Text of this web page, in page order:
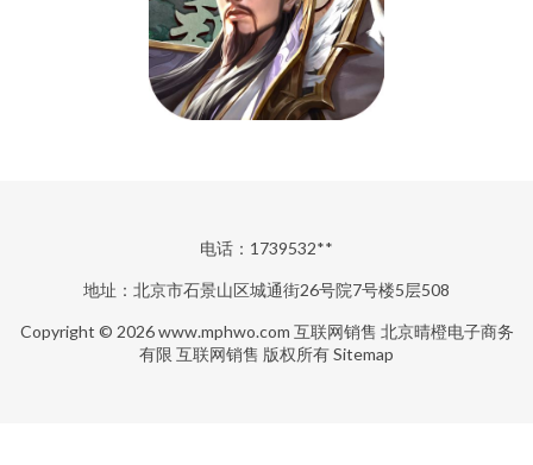
电话：1739532**
地址：北京市石景山区城通街26号院7号楼5层508
Copyright © 2026www.mphwo.com 互联网销售 北京晴橙电子商务
有限 互联网销售 版权所有Sitemap